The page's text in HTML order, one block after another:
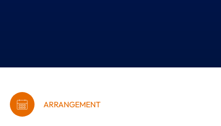
ARRANGEMENT